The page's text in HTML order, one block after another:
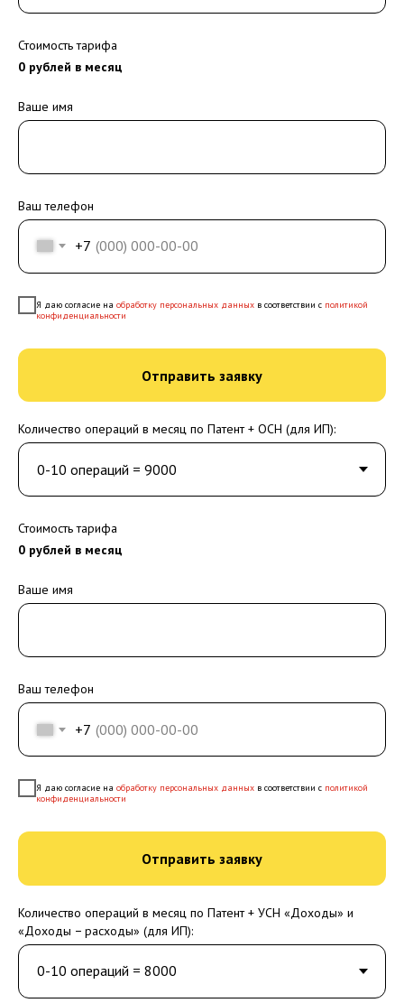
Стоимость тарифа
0 рублей в месяц
Ваше имя
Ваш телефон
+7
Я даю согласие на обработку персональных данных в соответствии с политикой
конфиденциальности
Отправить заявку
Количество операций в месяц по Патент + ОСН (для ИП):
Стоимость тарифа
0 рублей в месяц
Ваше имя
Ваш телефон
+7
Я даю согласие на обработку персональных данных в соответствии с политикой
конфиденциальности
Отправить заявку
Количество операций в месяц по Патент + УСН «Доходы» и
«Доходы − расходы» (для ИП):